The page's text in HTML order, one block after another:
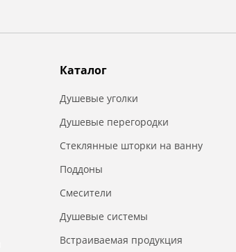
Каталог
Душевые уголки
Душевые перегородки
Стеклянные шторки на ванну
Поддоны
Смесители
Душевые системы
Встраиваемая продукция